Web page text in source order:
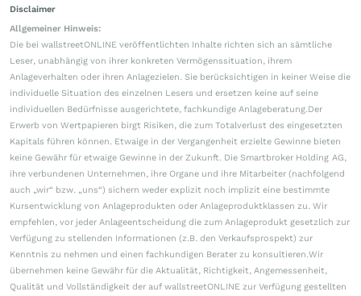
Disclaimer
Allgemeiner Hinweis:
Die bei wallstreetONLINE veröffentlichten Inhalte richten sich an sämtliche
Leser, unabhängig von ihrer konkreten Vermögenssituation, ihrem
Anlageverhalten oder ihren Anlagezielen. Sie berücksichtigen in keiner Weise die
individuelle Situation des einzelnen Lesers und ersetzen keine auf seine
individuellen Bedürfnisse ausgerichtete, fachkundige Anlageberatung.Der
Erwerb von Wertpapieren birgt Risiken, die zum Totalverlust des eingesetzten
Kapitals führen können. Etwaige in der Vergangenheit erzielte Gewinne bieten
keine Gewähr für etwaige Gewinne in der Zukunft. Die Smartbroker Holding AG,
ihre verbundenen Unternehmen, ihre Organe und ihre Mitarbeiter (nachfolgend
auch „wir“ bzw. „uns“) sichern weder explizit noch implizit eine bestimmte
Kursentwicklung von Anlageprodukten oder Anlageproduktklassen zu. Wir
empfehlen, vor jeder Anlageentscheidung die zum Anlageprodukt gesetzlich zur
Verfügung zu stellenden Informationen (z.B. den Verkaufsprospekt) zur
Kenntnis zu nehmen und einen fachkundigen Berater zu konsultieren.Wir
übernehmen keine Gewähr für die Aktualität, Richtigkeit, Angemessenheit,
Qualität und Vollständigkeit der auf wallstreetONLINE zur Verfügung gestellten